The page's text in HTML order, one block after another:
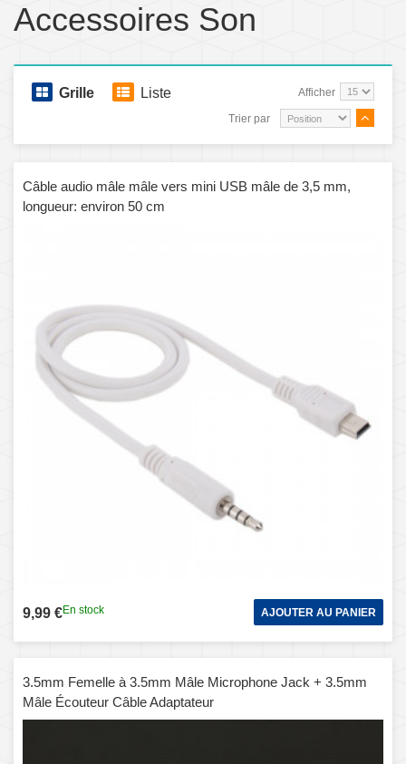
Accessoires Son
Grille Liste Afficher
Trier par
Câble audio mâle mâle vers mini USB mâle de 3,5 mm,
longueur: environ 50 cm
9,99 €En stock AJOUTER AU PANIER
3.5mm Femelle à 3.5mm Mâle Microphone Jack + 3.5mm
Mâle Écouteur Câble Adaptateur